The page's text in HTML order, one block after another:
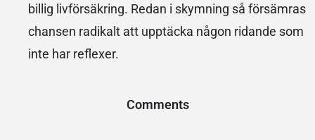
billig livförsäkring. Redan i skymning så försämras
chansen radikalt att upptäcka någon ridande som
inte har reflexer.
Comments